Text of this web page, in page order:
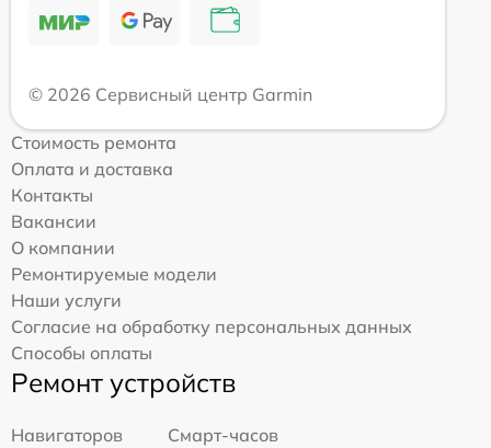
© 2026 Сервисный центр Garmin
Стоимость ремонта
Оплата и доставка
Контакты
Вакансии
О компании
Ремонтируемые модели
Наши услуги
Согласие на обработку персональных данных
Способы оплаты
Ремонт устройств
Навигаторов
Смарт-часов